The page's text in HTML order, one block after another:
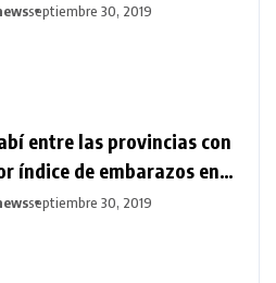
septiembre 30, 2019
entre las provincias con
índice de embarazos en
septiembre 30, 2019